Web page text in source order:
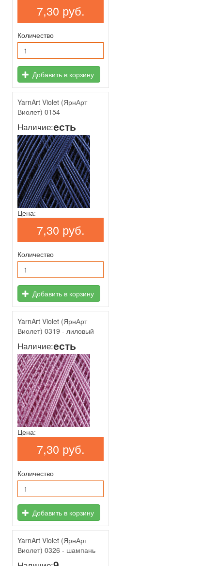
7,30 руб.
Количество
Добавить в корзину
YarnArt Violet (ЯрнАрт
Виолет) 0154
Наличие:есть
Цена:
7,30 руб.
Количество
Добавить в корзину
YarnArt Violet (ЯрнАрт
Виолет) 0319 - лиловый
Наличие:есть
Цена:
7,30 руб.
Количество
Добавить в корзину
YarnArt Violet (ЯрнАрт
Виолет) 0326 - шампань